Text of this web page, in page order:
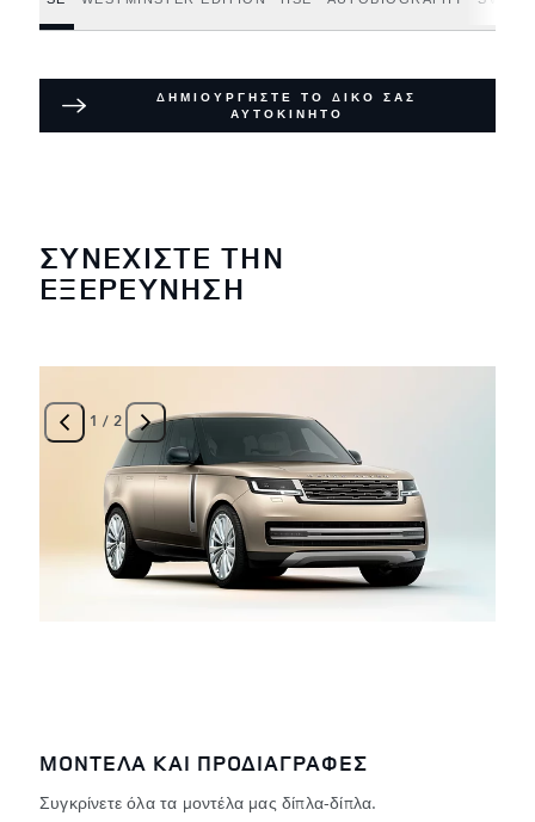
ΔΗΜΙΟΥΡΓΗΣΤΕ ΤΟ ΔΙΚΟ ΣΑΣ
ΑΥΤΟΚΙΝΗΤΟ
ΣΥΝΕΧΙΣΤΕ ΤΗΝ
ΕΞΕΡΕΥΝΗΣΗ
1 / 2
ΜΟΝΤΕΛΑ ΚΑΙ ΠΡΟΔΙΑΓΡΑΦΕΣ
Συγκρίνετε όλα τα μοντέλα μας δίπλα-δίπλα.